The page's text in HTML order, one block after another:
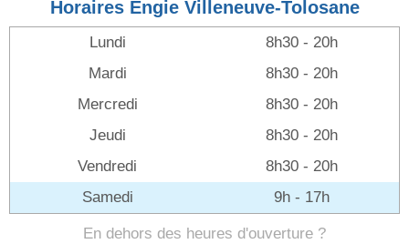
Horaires Engie Villeneuve-Tolosane
Lundi
8h30 - 20h
Mardi
8h30 - 20h
Mercredi
8h30 - 20h
Jeudi
8h30 - 20h
Vendredi
8h30 - 20h
Samedi
9h - 17h
En dehors des heures d'ouverture ?